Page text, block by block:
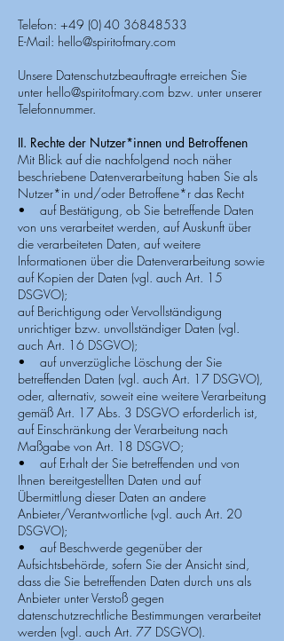
Telefon: +49 (0) 40 36848533
E-Mail: hello@spiritofmary.com
Unsere Datenschutzbeauftragte erreichen Sie
unter hello@spiritofmary.com bzw. unter unserer
Telefonnummer.
II. Rechte der Nutzer*innen und Betroffenen
Mit Blick auf die nachfolgend noch näher
beschriebene Datenverarbeitung haben Sie als
Nutzer*in und/oder Betroffene*r das Recht
• auf Bestätigung, ob Sie betreffende Daten
von uns verarbeitet werden, auf Auskunft über
die verarbeiteten Daten, auf weitere
Informationen über die Datenverarbeitung sowie
auf Kopien der Daten (vgl. auch Art. 15
DSGVO);
auf Berichtigung oder Vervollständigung
unrichtiger bzw. unvollständiger Daten (vgl.
auch Art. 16 DSGVO);
• auf unverzügliche Löschung der Sie
betreffenden Daten (vgl. auch Art. 17 DSGVO),
oder, alternativ, soweit eine weitere Verarbeitung
gemäß Art. 17 Abs. 3 DSGVO erforderlich ist,
auf Einschränkung der Verarbeitung nach
Maßgabe von Art. 18 DSGVO;
• auf Erhalt der Sie betreffenden und von
Ihnen bereitgestellten Daten und auf
Übermittlung dieser Daten an andere
Anbieter/Verantwortliche (vgl. auch Art. 20
DSGVO);
• auf Beschwerde gegenüber der
Aufsichtsbehörde, sofern Sie der Ansicht sind,
dass die Sie betreffenden Daten durch uns als
Anbieter unter Verstoß gegen
datenschutzrechtliche Bestimmungen verarbeitet
werden (vgl. auch Art. 77 DSGVO).